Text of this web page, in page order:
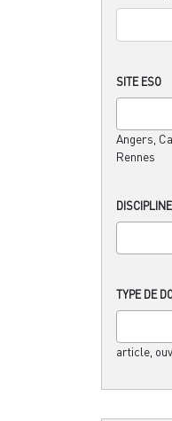
SITE ESO
Angers,
Rennes
TYPE DE
article,